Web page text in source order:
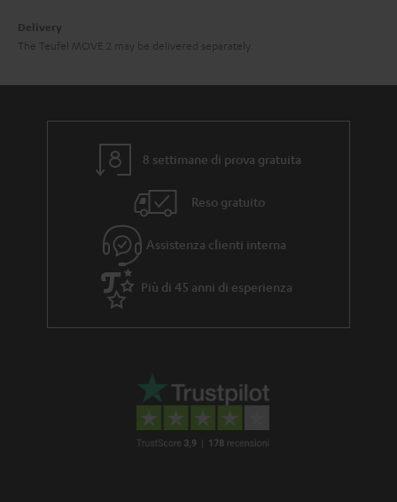
Delivery
The Teufel MOVE 2 may be delivered separately.
8 settimane di prova gratuita
Reso gratuito
Assistenza clienti interna
Più di 45 anni di esperienza